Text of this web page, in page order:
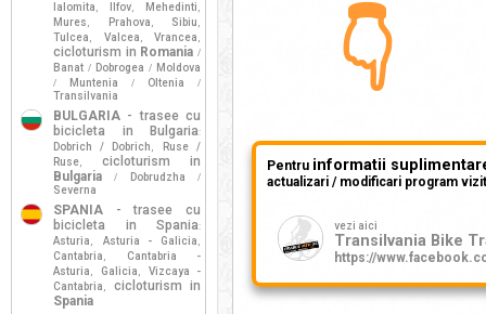
👇
Pentru informatii
actualizari / modificari program
vezi aici
Transilvania Bike
https://
Ialomita , Ilfov, Mehedinti ,
Mures , Prahova , Sibiu ,
Tulcea , Valcea , Vrancea ,
cicloturism in Romania /
Banat / Dobrogea / Moldova
/ Muntenia / Oltenia /
Transilvania
BULGARIA - trasee cu
bicicleta in Bulgaria:
Dobrich / Dobrich ,
Ruse /
Ruse,
cicloturism in
Bulgaria
/ Dobrudzha /
Severna
SPANIA - trasee cu
bicicleta in Spania:
Asturia , Asturia - Galicia ,
Cantabria ,
Cantabria -
Asturia , Galicia ,
Vizcaya -
Cantabria ,
cicloturism in
Spania